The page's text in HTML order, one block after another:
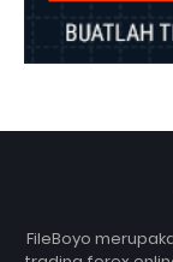
FileBoyo